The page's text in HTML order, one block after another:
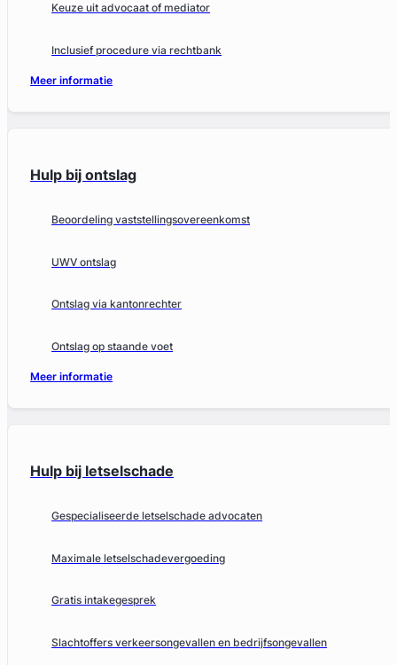
Keuze uit advocaat of mediator
Inclusief procedure via rechtbank
Meer informatie
Hulp bij ontslag
Beoordeling vaststellingsovereenkomst
UWV ontslag
Ontslag via kantonrechter
Ontslag op staande voet
Meer informatie
Hulp bij letselschade
Gespecialiseerde letselschade advocaten
Maximale letselschadevergoeding
Gratis intakegesprek
Slachtoffers verkeersongevallen en bedrijfsongevallen